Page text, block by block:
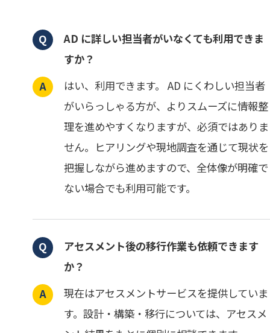
AD に詳しい担当者がいなくても利用できま
すか？
はい、利用できます。 AD にくわしい担当者
がいらっしゃる方が、よりスムーズに情報整
理を進めやすくなりますが、必須ではありま
せん。ヒアリングや現地調査を通じて現状を
把握しながら進めますので、全体像が明確で
ない場合でも利用可能です。
アセスメント後の移行作業も依頼できます
か？
現在はアセスメントサービスを提供していま
す。設計・構築・移行については、アセスメ